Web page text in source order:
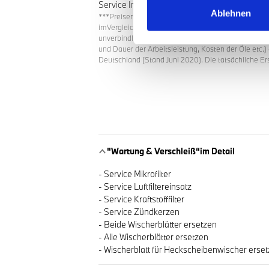
Ablehnen
Service Inclusive Paket am besten zu Ihnen
***Preisersparnis bei Erwerb desService Inclusive
imVergleich zu den regulären Einzelpreisen der im
unverbindlichen Preisempfehlung fürOriginal-
und Dauer der Arbeitsleistung, Kosten der Öle
Deutschland (Stand Juni 2020). Die tatsächliche
"Wartung & Verschleiß“im Detail
- Service Mikrofilter
- Service Luftfiltereinsatz
- Service Kraftstofffilter
- Service Zündkerzen
- Beide Wischerblätter ersetzen
- Alle Wischerblätter ersetzen
- Wischerblatt für Heckscheibenwischer